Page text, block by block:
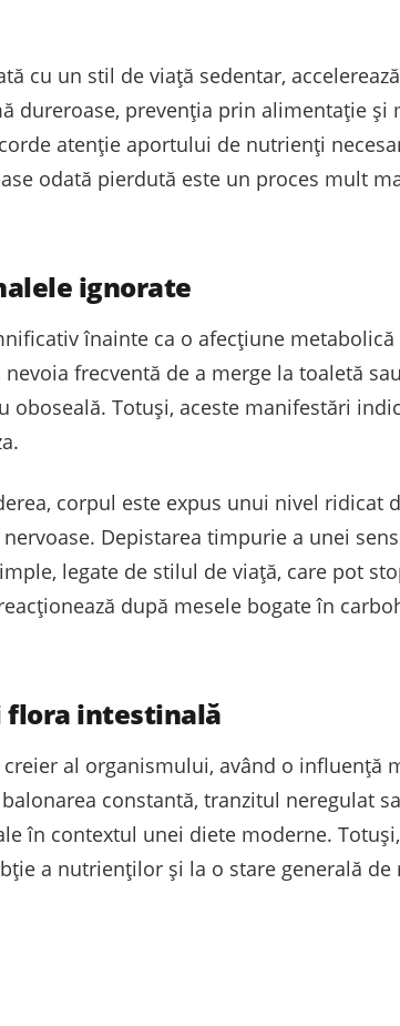
cu un stil de viață sedentar,
dureroase, prevenția prin alimentație și
atenție aportului de nutrienți
odată pierdută este un proces mult
ignorate
înainte ca o afecțiune metabolică
frecventă de a merge la toaletă
Totuși, aceste manifestări
corpul este expus unui nivel ridicat
Depistarea timpurie a unei
legate de stilul de viață, care pot
după mesele bogate în
flora intestinală
al organismului, având o influență
constantă, tranzitul neregulat
în contextul unei diete moderne.
a nutrienților și la o stare generală de